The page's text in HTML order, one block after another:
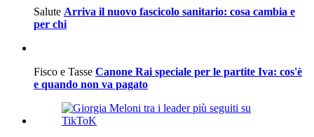
Salute Arriva il nuovo fascicolo sanitario: cosa cambia e
per chi
Fisco e Tasse Canone Rai speciale per le partite Iva: cos'è
e quando non va pagato